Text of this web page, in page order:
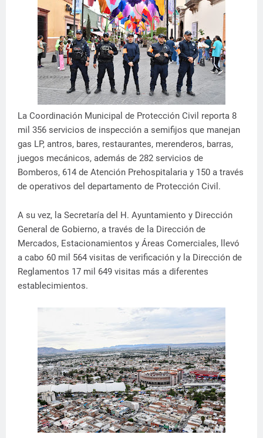
La Coordinación Municipal de Protección Civil reporta 8
mil 356 servicios de inspección a semifijos que manejan
gas LP, antros, bares, restaurantes, merenderos, barras,
juegos mecánicos, además de 282 servicios de
Bomberos, 614 de Atención Prehospitalaria y 150 a través
de operativos del departamento de Protección Civil.
A su vez, la Secretaría del H. Ayuntamiento y Dirección
General de Gobierno, a través de la Dirección de
Mercados, Estacionamientos y Áreas Comerciales, llevó
a cabo 60 mil 564 visitas de verificación y la Dirección de
Reglamentos 17 mil 649 visitas más a diferentes
establecimientos.